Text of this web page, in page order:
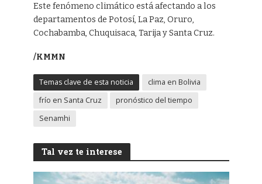
Este fenómeno climático está afectando a los
departamentos de Potosí, La Paz, Oruro,
Cochabamba, Chuquisaca, Tarija y Santa Cruz.
/KMMN
Temas clave de esta noticia
clima en Bolivia
frío en Santa Cruz
pronóstico del tiempo
Senamhi
Tal vez te interese